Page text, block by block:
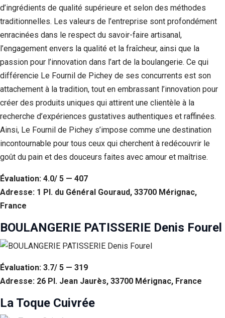
d’ingrédients de qualité supérieure et selon des méthodes
traditionnelles. Les valeurs de l’entreprise sont profondément
enracinées dans le respect du savoir-faire artisanal,
l’engagement envers la qualité et la fraîcheur, ainsi que la
passion pour l’innovation dans l’art de la boulangerie. Ce qui
différencie Le Fournil de Pichey de ses concurrents est son
attachement à la tradition, tout en embrassant l’innovation pour
créer des produits uniques qui attirent une clientèle à la
recherche d’expériences gustatives authentiques et raffinées.
Ainsi, Le Fournil de Pichey s’impose comme une destination
incontournable pour tous ceux qui cherchent à redécouvrir le
goût du pain et des douceurs faites avec amour et maîtrise.
Évaluation: 4.0/ 5 — 407
Adresse: 1 Pl. du Général Gouraud, 33700 Mérignac,
France
BOULANGERIE PATISSERIE Denis Fourel
Évaluation: 3.7/ 5 — 319
Adresse: 26 Pl. Jean Jaurès, 33700 Mérignac, France
La Toque Cuivrée